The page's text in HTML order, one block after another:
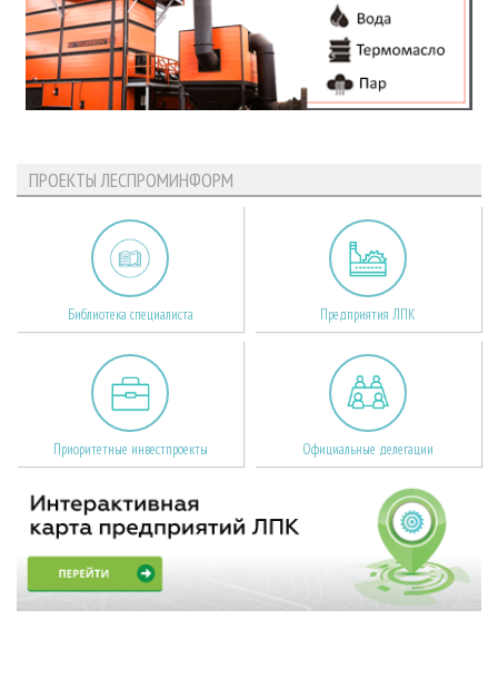
ПРОЕКТЫ ЛЕСПРОМИНФОРМ
Библиотека специалиста Предприятия ЛПК
Приоритетные инвестпроекты Официальные делегации